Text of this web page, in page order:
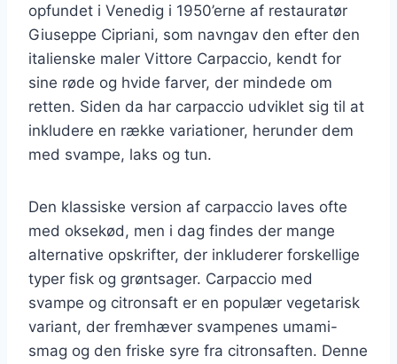
opfundet i Venedig i 1950’erne af restauratør
Giuseppe Cipriani, som navngav den efter den
italienske maler Vittore Carpaccio, kendt for
sine røde og hvide farver, der mindede om
retten. Siden da har carpaccio udviklet sig til at
inkludere en række variationer, herunder dem
med svampe, laks og tun.
Den klassiske version af carpaccio laves ofte
med oksekød, men i dag findes der mange
alternative opskrifter, der inkluderer forskellige
typer fisk og grøntsager. Carpaccio med
svampe og citronsaft er en populær vegetarisk
variant, der fremhæver svampenes umami-
smag og den friske syre fra citronsaften. Denne